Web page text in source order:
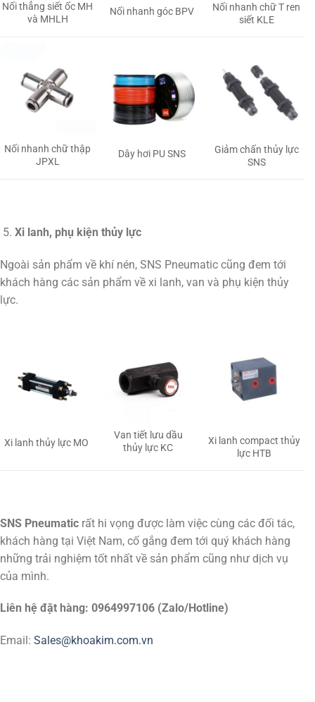
Nối thẳng siết ốc MH
và MHLH
Nối nhanh góc BPV
Nối nhanh chữ T ren
siết KLE
Nối nhanh chữ thập
JPXL
Dây hơi PU SNS
Giảm chấn thủy lực
SNS
Xi lanh, phụ kiện thủy lực
Ngoài sản phẩm về khí nén, SNS Pneumatic cũng đem tới
khách hàng các sản phẩm về xi lanh, van và phụ kiện thủy
lực.
Xi lanh thủy lực MO
Van tiết lưu dầu
thủy lực KC
Xi lanh compact thủy
lực HTB
SNS Pneumatic rất hi vọng được làm việc cùng các đối tác,
khách hàng tại Việt Nam, cố gắng đem tới quý khách hàng
những trải nghiệm tốt nhất về sản phẩm cũng như dịch vụ
của mình.
Liên hệ đặt hàng: 0964997106 (Zalo/Hotline)
Email: Sales@khoakim.com.vn